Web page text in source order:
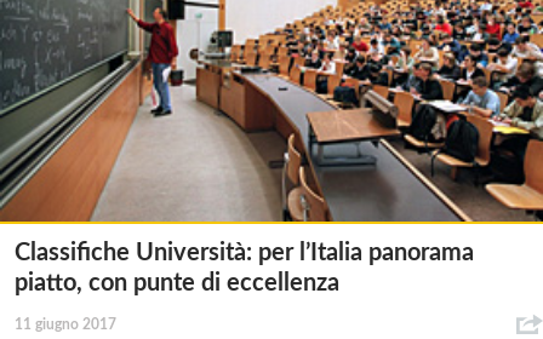
Classifiche Università: per l’Italia panorama
piatto, con punte di eccellenza
11 giugno 2017